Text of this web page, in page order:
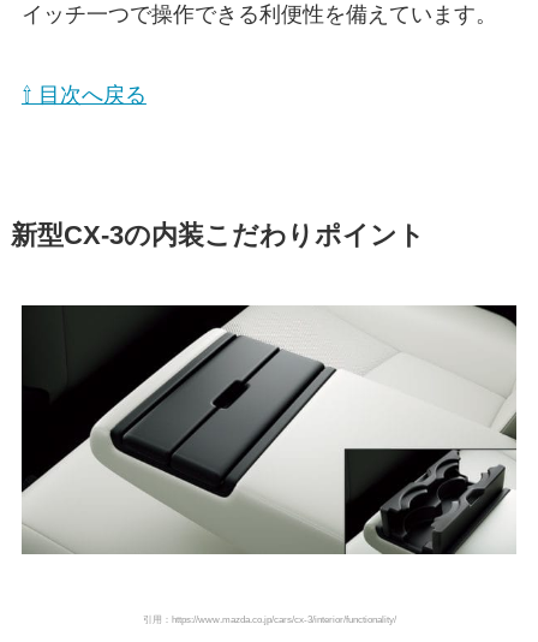
イッチ一つで操作できる利便性を備えています。
⇧ 目次へ戻る
新型CX-3の内装こだわりポイント
引用：https://www.mazda.co.jp/cars/cx-3/interior/functionality/